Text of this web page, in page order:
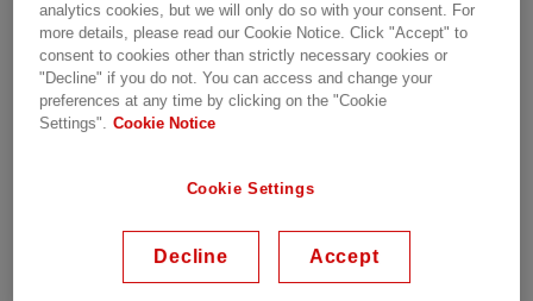
PQstorIは、サードパーティ製コントローラと複数の取
り付けオプションを備えた柔軟性を備えているため、エ
ネルギー貯蔵ソリューションを求めるシステムインテグ
レータや消費者にとっては最適な選択肢となります。
り、クラウド接続されたユーザープラットフォームを介
して、リアルタイムでデータにアクセスしながらデバイ
スの操作および制御ができます。ユーザーは、PCまた
はスマートフォンでモジュールまたはWi-Fiを介して通
analytics cookies, but we will only do so with your consent. For
more details, please read our Cookie Notice. Click "Accept" to
consent to cookies other than strictly necessary cookies or
"Decline" if you do not. You can access and change your
preferences at any time by clicking on the "Cookie
Settings". Cookie Notice
Cookie Settings
Decline Accept